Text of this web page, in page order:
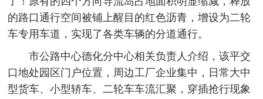
的路口通行空间被铺上醒目的红色沥青，增设为二轮
车专用车道，实现了各类车辆的分道通行。
市公路中心德化分中心相关负责人介绍，该平交
口地处园区门户位置，周边工厂企业集中，日常大中
型货车、小型轿车、二轮车车流汇聚，穿插抢行现象